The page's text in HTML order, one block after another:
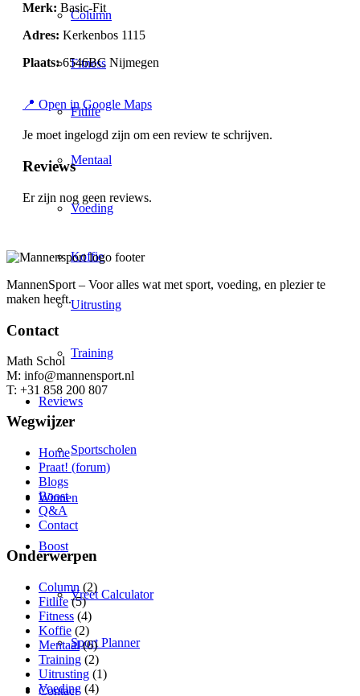
Column
Fitness
Fitlife
Mentaal
Voeding
Koffie
Uitrusting
Training
Reviews
Sportscholen
Winnen
Boost
Vreet Calculator
Sport Planner
Contact
Merk: Basic-Fit
Adres: Kerkenbos 1115
Plaats:6546BC Nijmegen
📍 Open in Google Maps
Je moet ingelogd zijn om een review te schrijven.
Reviews
Er zijn nog geen reviews.
MannenSport – Voor alles wat met sport, voeding, en plezier te
maken heeft.
Contact
Math Schol
M: info@mannensport.nl
T: +31 858 200 807
Wegwijzer
Home
Praat! (forum)
Blogs
Boost
Q&A
Contact
Onderwerpen
Column(2)
Fitlife(5)
Fitness (4)
Koffie (2)
Mentaal(6)
Training (2)
Uitrusting (1)
Voeding (4)